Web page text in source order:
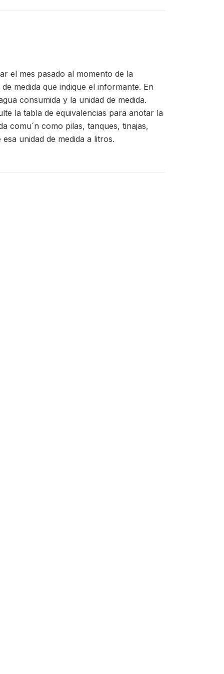
el mes pasado al momento de la
medida que indique el informante. En
consumida y la unidad de medida.
la tabla de equivalencias para anotar la
comu´n como pilas, tanques, tinajas,
unidad de medida a litros.